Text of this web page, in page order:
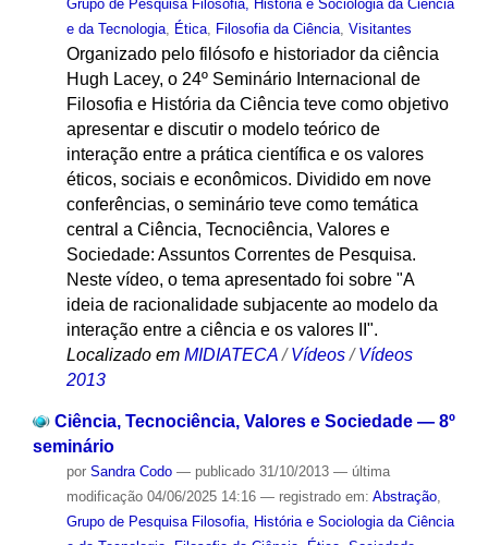
Grupo de Pesquisa Filosofia, História e Sociologia da Ciência
e da Tecnologia, Ética, Filosofia da Ciência, Visitantes
Organizado pelo filósofo e historiador da ciência
Hugh Lacey, o 24º Seminário Internacional de
Filosofia e História da Ciência teve como objetivo
apresentar e discutir o modelo teórico de
interação entre a prática científica e os valores
éticos, sociais e econômicos. Dividido em nove
conferências, o seminário teve como temática
central a Ciência, Tecnociência, Valores e
Sociedade: Assuntos Correntes de Pesquisa.
Neste vídeo, o tema apresentado foi sobre "A
ideia de racionalidade subjacente ao modelo da
interação entre a ciência e os valores II".
Localizado em MIDIATECA /Vídeos /Vídeos
2013
Ciência, Tecnociência, Valores e Sociedade — 8º
seminário
por Sandra Codo — publicado31/10/2013 — última
modificação04/06/2025 14:16 — registrado em: Abstração,
Grupo de Pesquisa Filosofia, História e Sociologia da Ciência